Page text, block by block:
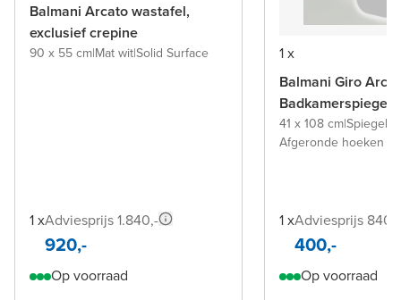
Balmani Arcato wastafel,
exclusief crepine
90 x 55 cm|Mat wit|Solid Surface
1 xAdviesprijs 1.840,-
920,-
Op voorraad
1 x
Balmani Giro
Badkamerspiegel
41 x 108 cm|Spiegel
Afgeronde hoeken
1 xAdviesprijs 840,-
400,-
Op voorraad